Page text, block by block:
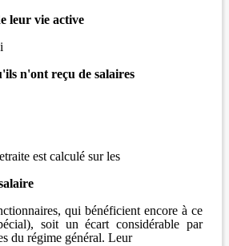
leur vie active
n'ont reçu de salaires
est calculé sur les
qui bénéficient encore à ce
soit un écart considérable par
du régime général. Leur